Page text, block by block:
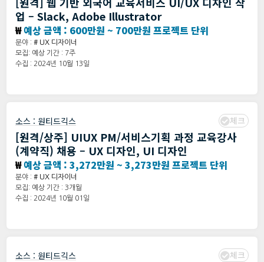
업 – Slack, Adobe Illustrator
₩예상 금액 : 600만원 ~ 700만원 프로젝트 단위
분야 : # UX 디자이너
모집: 예상 기간 : 7주
수집 : 2024년 10월 13일
소스 : 원티드긱스 체크
[원격/상주] UIUX PM/서비스기획 과정 교육강사
(계약직) 채용 – UX 디자인, UI 디자인
₩예상 금액 : 3,272만원 ~ 3,273만원 프로젝트 단위
분야 : # UX 디자이너
모집: 예상 기간 : 3개월
수집 : 2024년 10월 01일
소스 : 원티드긱스 체크